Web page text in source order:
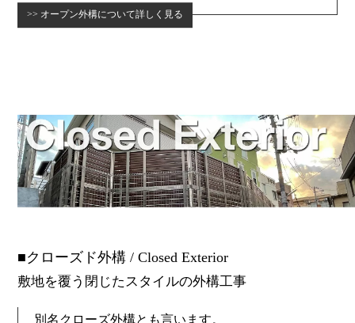
オープン外構について詳しく見る
クローズド外構 / Closed Exterior
敷地を覆う閉じたスタイルの外構工事
別名クローズ外構とも言います。